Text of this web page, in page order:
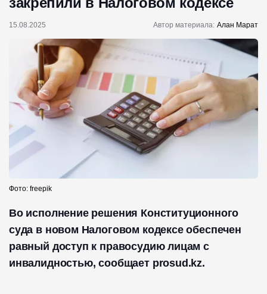
15.08.2025 Автор материала: Алан Марат
Фото: freepik
Во исполнение решения Конституционного
суда в новом Налоговом кодексе обеспечен
равный доступ к правосудию лицам с
инвалидностью, сообщает prosud.kz.